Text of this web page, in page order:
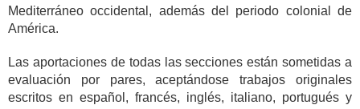
Mediterráneo occidental, además del periodo colonial de
América.
Las aportaciones de todas las secciones están sometidas a
evaluación por pares, aceptándose trabajos originales
escritos en español, francés, inglés, italiano, portugués y